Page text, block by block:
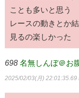
ことも多いと思う
レースの動きとか
見るの楽しかった
698 名無しんぼ＠お
2025/02/03(月) 22:01:35.69